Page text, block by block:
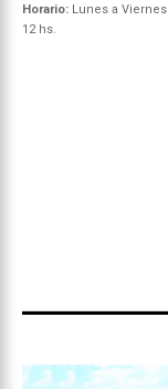
Horario: Lunes a Viernes
12 hs.